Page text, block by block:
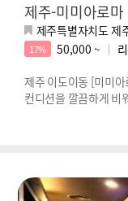
제주-미미아로마
제주특별자치도 제
17% 50,000 ~
제주 이도이동 [미미
컨디션을 깔끔하게 비